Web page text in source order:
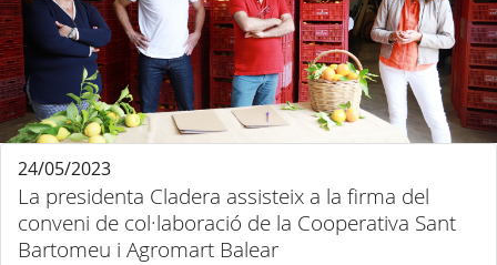
La presidenta Cladera assisteix a la firma del
conveni de col·laboració de la Cooperativa Sant
Bartomeu i Agromart Balear
24/05/2023